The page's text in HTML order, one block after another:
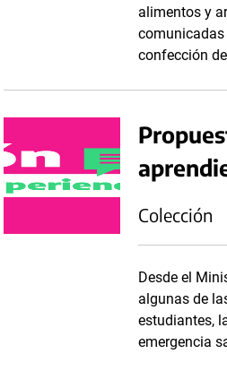
alimentos y
comunicadas
confección
Colección
Desde el
algunas de
estudiantes,
emergencia